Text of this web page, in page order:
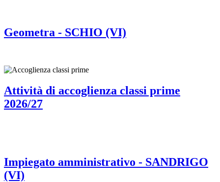
Geometra - SCHIO (VI)
Attività di accoglienza classi prime
2026/27
Impiegato amministrativo - SANDRIGO
(VI)